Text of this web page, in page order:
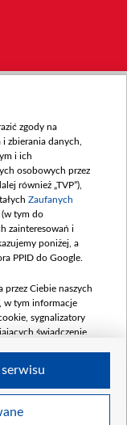
zgody na
zbierania danych,
i ich
osobowych przez
również „TVP”),
Zaufanych
(w tym do
zainteresowań i
poniżej, a
PPID do Google.
przez Ciebie naszych
w tym informacje
sygnalizatory
świadczenie
Ciebie